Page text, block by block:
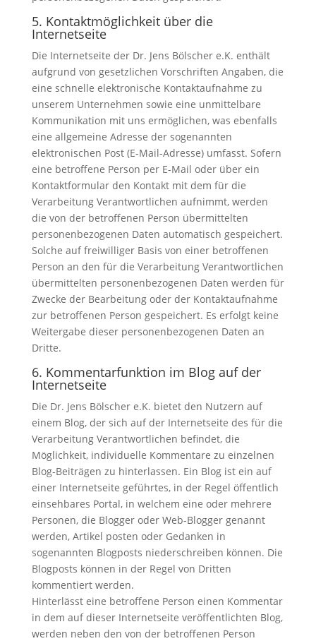
5. Kontaktmöglichkeit über die
Internetseite
Die Internetseite der Dr. Jens Bölscher e.K. enthält
aufgrund von gesetzlichen Vorschriften Angaben, die
eine schnelle elektronische Kontaktaufnahme zu
unserem Unternehmen sowie eine unmittelbare
Kommunikation mit uns ermöglichen, was ebenfalls
eine allgemeine Adresse der sogenannten
elektronischen Post (E-Mail-Adresse) umfasst. Sofern
eine betroffene Person per E-Mail oder über ein
Kontaktformular den Kontakt mit dem für die
Verarbeitung Verantwortlichen aufnimmt, werden
die von der betroffenen Person übermittelten
personenbezogenen Daten automatisch gespeichert.
Solche auf freiwilliger Basis von einer betroffenen
Person an den für die Verarbeitung Verantwortlichen
übermittelten personenbezogenen Daten werden für
Zwecke der Bearbeitung oder der Kontaktaufnahme
zur betroffenen Person gespeichert. Es erfolgt keine
Weitergabe dieser personenbezogenen Daten an
Dritte.
6. Kommentarfunktion im Blog auf der
Internetseite
Die Dr. Jens Bölscher e.K. bietet den Nutzern auf
einem Blog, der sich auf der Internetseite des für die
Verarbeitung Verantwortlichen befindet, die
Möglichkeit, individuelle Kommentare zu einzelnen
Blog-Beiträgen zu hinterlassen. Ein Blog ist ein auf
einer Internetseite geführtes, in der Regel öffentlich
einsehbares Portal, in welchem eine oder mehrere
Personen, die Blogger oder Web-Blogger genannt
werden, Artikel posten oder Gedanken in
sogenannten Blogposts niederschreiben können. Die
Blogposts können in der Regel von Dritten
kommentiert werden.
Hinterlässt eine betroffene Person einen Kommentar
in dem auf dieser Internetseite veröffentlichten Blog,
werden neben den von der betroffenen Person